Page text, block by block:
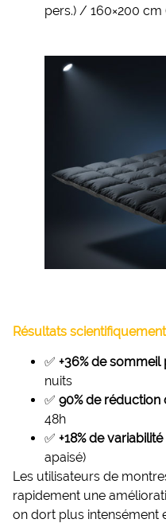
pers.) / 160×200 cm
Résultats
✅ +36% de
nuits
✅ 90% de
48h
✅ +18% de
apaisé)
Les utilisateurs de
rapidement une
on dort plus intensément